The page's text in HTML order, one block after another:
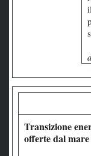
Transizione
offerte dal mare